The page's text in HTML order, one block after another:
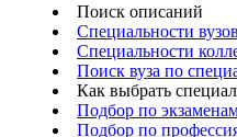
Поиск описаний
Специальности вузов
Специальности
Поиск вуза по
Как выбрать
Подбор по
Подбор по